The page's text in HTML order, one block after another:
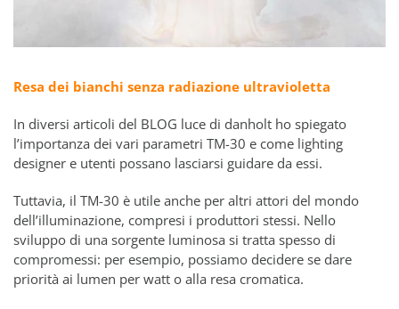
Resa dei bianchi senza radiazione ultravioletta
In diversi articoli del BLOG luce di danholt ho spiegato
l’importanza dei vari parametri TM-30 e come lighting
designer e utenti possano lasciarsi guidare da essi.
Tuttavia, il TM-30 è utile anche per altri attori del mondo
dell’illuminazione, compresi i produttori stessi. Nello
sviluppo di una sorgente luminosa si tratta spesso di
compromessi: per esempio, possiamo decidere se dare
priorità ai lumen per watt o alla resa cromatica.